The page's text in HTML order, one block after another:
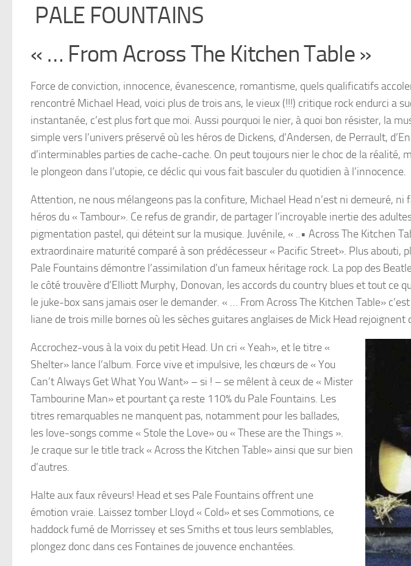
PALE FOUNTAINS
« … From Across The Kitchen Table »
Force de conviction, innocence, évanescence, romantisme, quels qualificatifs
rencontré Michael Head, voici plus de trois ans, le vieux (!!!) critique rock endurci a
instantanée, c’est plus fort que moi. Aussi pourquoi le nier, à quoi bon résister, la
simple vers l’univers préservé où les héros de Dickens, d’Andersen, de Perrault,
d’interminables parties de cache-cache. On peut toujours nier le choc de la réalité,
le plongeon dans l’utopie, ce déclic qui vous fait basculer du quotidien à l’innocence.
Attention, ne nous mélangeons pas la confiture, Michael Head n’est ni demeuré, ni
héros du « Tambour». Ce refus de grandir, de partager l’incroyable inertie des
pigmentation pastel, qui déteint sur la musique. Juvénile, « ..• Across The Kitchen
extraordinaire maturité comparé à son prédécesseur « Pacific Street». Plus abouti,
Pale Fountains démontre l’assimilation d’un fameux héritage rock. La pop des
le côté trouvère d’Elliott Murphy, Donovan, les accords du country blues et tout ce
le juke-box sans jamais oser le demander. « … From Across The Kitchen Table»
liane de trois mille bornes où les sèches guitares anglaises de Mick Head rejoignent
Accrochez-vous à la voix du petit Head. Un cri « Yeah», et le titre «
Shelter» lance l’album. Force vive et impulsive, les chœurs de « You
Can’t Always Get What You Want» – si ! – se mêlent à ceux de « Mister
Tambourine Man» et pourtant ça reste 110% du Pale Fountains. Les
titres remarquables ne manquent pas, notamment pour les ballades,
les love-songs comme « Stole the Love» ou « These are the Things ».
Je craque sur le title track « Across the Kitchen Table» ainsi que sur bien
d’autres.
Halte aux faux rêveurs! Head et ses Pale Fountains offrent une
émotion vraie. Laissez tomber Lloyd « Cold» et ses Commotions, ce
haddock fumé de Morrissey et ses Smiths et tous leurs semblables,
plongez donc dans ces Fontaines de jouvence enchantées.